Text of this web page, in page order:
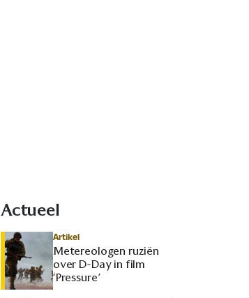
Actueel
Artikel
Metereologen ruziën
over D-Day in film
‘Pressure’